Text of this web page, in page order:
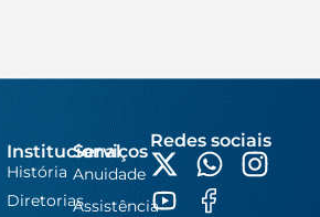
Institucional
História
Diretorias
Serviços
Anuidade
Assistência
Redes sociais